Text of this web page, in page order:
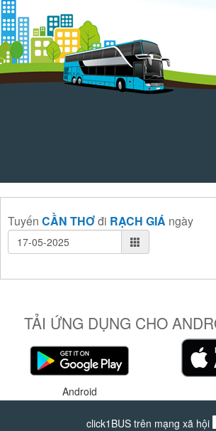
Tuyến CẦN THƠđi RẠCH GIÁ ngày
TẢI ỨNG DỤNG CHO
Android
click1BUS trên mạng xã hội